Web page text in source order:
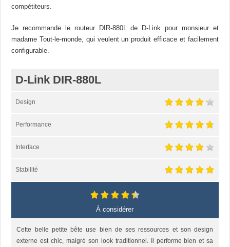
compétiteurs.
Je recommande le routeur DIR-880L de D-Link pour monsieur et
madame Tout-le-monde, qui veulent un produit efficace et facilement
configurable.
D-Link DIR-880L
Design
Performance
Interface
Stabilité
À considérer
Cette belle petite bête use bien de ses ressources et son design
externe est chic, malgré son look traditionnel. Il performe bien et sa